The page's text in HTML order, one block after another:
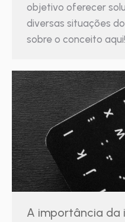
objetivo oferecer
diversas situações
sobre o conceito aqui!
A importância da